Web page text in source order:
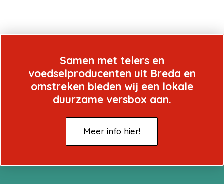
Samen met telers en
voedselproducenten uit Breda en
omstreken bieden wij een lokale
duurzame versbox aan.
Meer info hier!